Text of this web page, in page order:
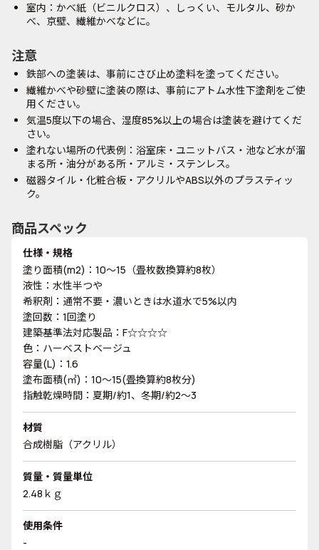
室内：かべ紙（ビニルクロス）、しっくい、モルタル、砂か
べ、京壁、繊維かべなどに。
注意
鉄部への塗装は、事前にさび止め塗料を塗ってください。
繊維かべや砂壁に塗装の際は、事前にアトム水性下塗剤をご使
用ください。
気温5度以下の場合、湿度85%以上の場合は塗装を避けてくだ
さい。
塗れない場所の代表例：浴室床・ユニットバス・池など水が溜
まる所・油分がある所・アルミ・ステンレス。
磁器タイル・化粧合板・アクリルやABS以外のプラスティッ
ク。
商品スペック
仕様・規格
塗り面積(m2)：10～15（畳枚数換算約8枚）
液性：水性半つや
希釈剤：通常不要・濃いときは水道水で5%以内
塗回数：1回塗り
建築基準法対応製品：F☆☆☆☆
色：ハーベストベージュ
容量(L)：1.6
塗布面積(㎡)：10～15(畳換算約8枚分)
指触乾燥時間：夏期/約1、冬期/約2～3
材質
合成樹脂（アクリル）
質量・質量単位
2.48ｋｇ
使用条件
-